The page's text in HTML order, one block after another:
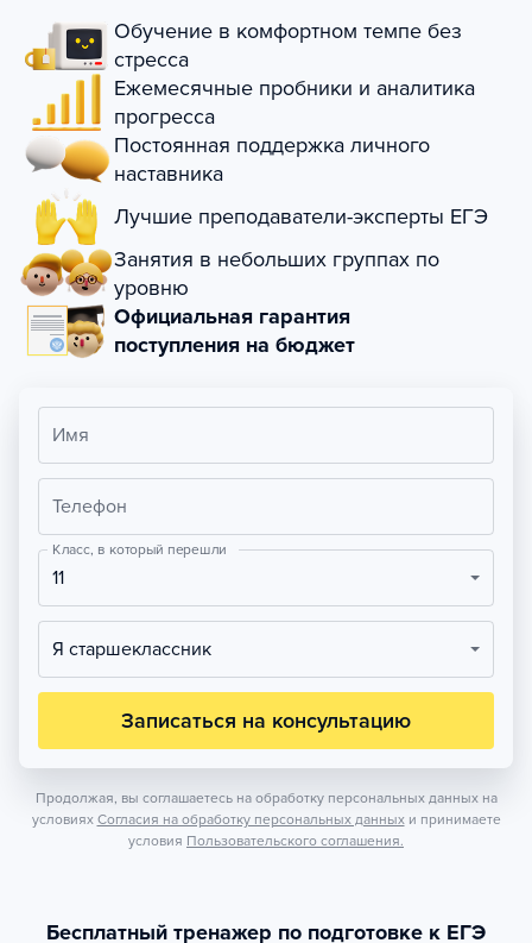
Обучение в комфортном темпе без
стресса
Ежемесячные пробники и аналитика
прогресса
Постоянная поддержка личного
наставника
Лучшие преподаватели-эксперты ЕГЭ
Занятия в небольших группах по
уровню
Официальная гарантия
поступления на бюджет
Имя
Телефон
Класс, в который перешли
11
Я старшеклассник
Записаться на консультацию
Продолжая, вы соглашаетесь на обработку персональных данных на
условиях Согласия на обработку персональных данных и принимаете
условия Пользовательского соглашения.
Бесплатный тренажер по подготовке к ЕГЭ